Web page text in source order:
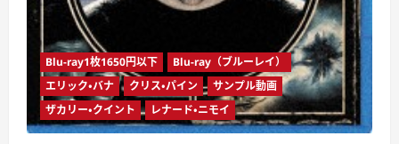
Blu-ray1枚1650円以下
Blu-ray（ブルーレイ）
エリック・バナ
クリス・パイン
サンプル動画
ザカリー・クイント
レナード・ニモイ